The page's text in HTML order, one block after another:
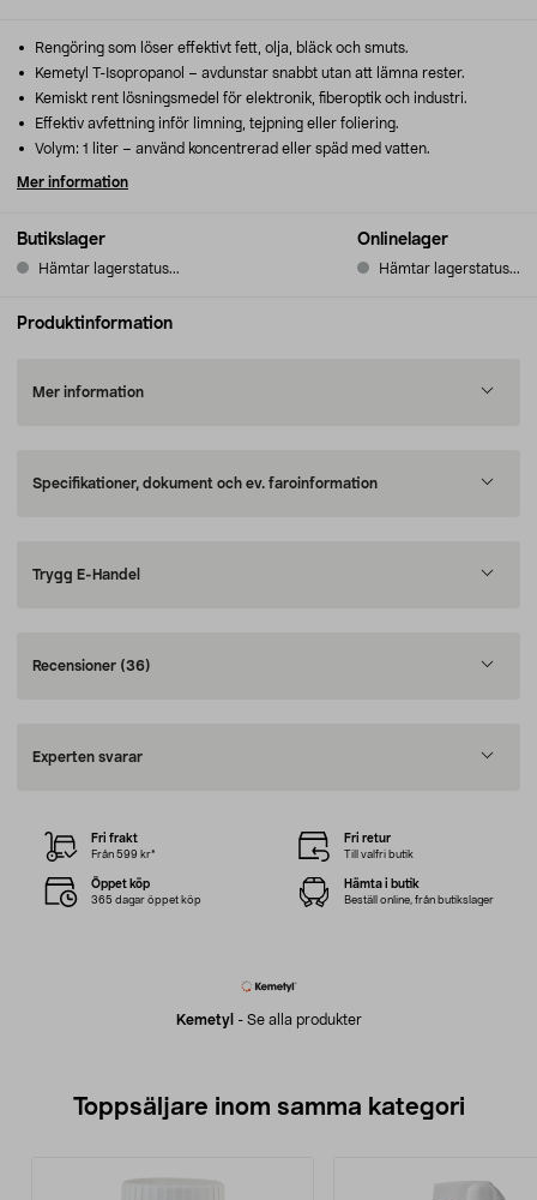
Butikslager
Hämtar lagerstatus...
Onlinelager
Hämtar lagerstatus...
Rengöring som löser effektivt fett, olja, bläck och smuts.
Kemetyl T-Isopropanol – avdunstar snabbt utan att lämna rester.
Kemiskt rent lösningsmedel för elektronik, fiberoptik och industri.
Effektiv avfettning inför limning, tejpning eller foliering.
Volym: 1 liter – använd koncentrerad eller späd med vatten.
Mer information
Produktinformation
Mer information
Specifikationer, dokument och ev. faroinformation
Trygg E-Handel
Recensioner (36)
Experten svarar
Kemetyl - Se alla produkter
Fri frakt
Från 599 kr*
Fri retur
Till valfri butik
Öppet köp
365 dagar öppet köp
Hämta i butik
Beställ online, från butikslager
Toppsäljare inom samma kategori